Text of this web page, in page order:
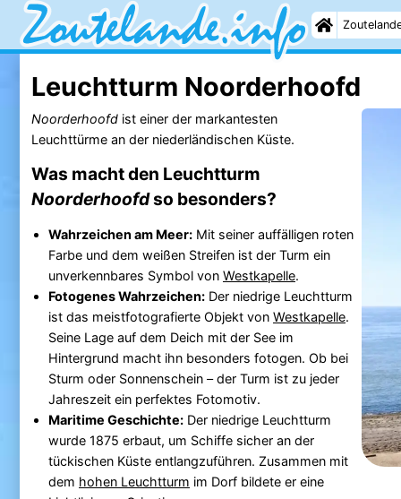
Leuchtturm Noorderhoofd
Noorderhoofdist einer der markantesten
Leuchttürme an der niederländischen Küste.
Was macht den Leuchtturm
Noorderhoofdso besonders?
Wahrzeichen am Meer:Mit seiner auffälligen roten
Farbe und dem weißen Streifen ist der Turm ein
unverkennbares Symbol von Westkapelle.
Fotogenes Wahrzeichen:Der niedrige Leuchtturm
ist das meistfotografierte Objekt von Westkapelle.
Seine Lage auf dem Deich mit der See im
Hintergrund macht ihn besonders fotogen. Ob bei
Sturm oder Sonnenschein – der Turm ist zu jeder
Jahreszeit ein perfektes Fotomotiv.
Maritime Geschichte:Der niedrige Leuchtturm
wurde 1875 erbaut, um Schiffe sicher an der
tückischen Küste entlangzuführen. Zusammen mit
dem hohen Leuchtturm im Dorf bildete er eine